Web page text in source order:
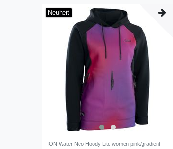
Neuheit
ION Water Neo Hoody Lite women pink/gradient